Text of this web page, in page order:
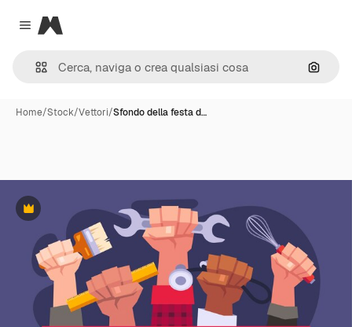
Close menu
Magnific
Cerca
Home/Stock/Vettori/Sfondo della festa d…
Premium